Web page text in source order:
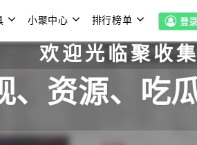
小聚中心 排行榜单 登
临聚收集导航网
资源、吃